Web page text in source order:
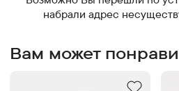
набрали адрес
Вам может